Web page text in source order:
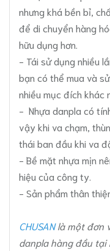
nhưng khá bền bỉ,
để di chuyển hàng
hữu dụng hơn.
- Tái sử dụng nhiều
bạn có thể mua và
nhiều mục đích khác
- Nhựa danpla có
vậy khi va chạm,
thái ban đầu khi va
- Bề mặt nhựa mịn
hiệu của công ty.
- Sản phẩm thân
CHUSANlà một đơn
danpla hàng đầu tại